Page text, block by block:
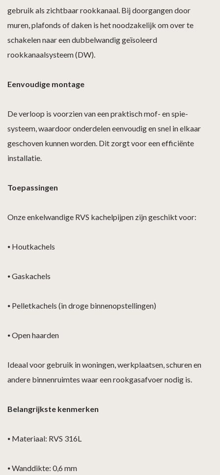
gebruik als zichtbaar rookkanaal. Bij doorgangen door
muren, plafonds of daken is het noodzakelijk om over te
schakelen naar een dubbelwandig geïsoleerd
rookkanaalsysteem (DW).
Eenvoudige montage
De verloop is voorzien van een praktisch mof- en spie-
systeem, waardoor onderdelen eenvoudig en snel in elkaar
geschoven kunnen worden. Dit zorgt voor een efficiënte
installatie.
Toepassingen
Onze enkelwandige RVS kachelpijpen zijn geschikt voor:
⦁ Houtkachels
⦁Gaskachels
⦁ Pelletkachels (in droge binnenopstellingen)
⦁Open haarden
Ideaal voor gebruik in woningen, werkplaatsen, schuren en
andere binnenruimtes waar een rookgasafvoer nodig is.
Belangrijkste kenmerken
⦁ Materiaal: RVS 316L
⦁Wanddikte: 0,6 mm